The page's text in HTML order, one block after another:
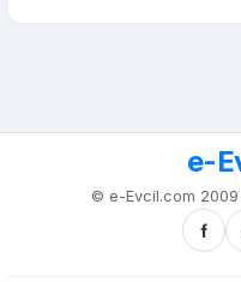
e-
© e-Evcil.com 2009
f